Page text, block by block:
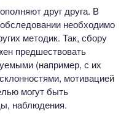
друг друга. В
необходимо
методик. Так, сбору
предшествовать
(например, с их
мотивацией
могут быть
наблюдения.